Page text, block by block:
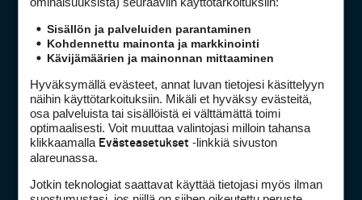
Golfpiste mediakortti
Mediahinnasto
Tietoa verkon kävijöistä
Golfpisteen yhteystiedot
DSA avoimuusraportti
Asiakaspalvelu
Sisällön ja palveluiden parantaminen
Kohdennettu mainonta ja markkinointi
Kävijämäärien ja mainonnan mittaaminen
Hyväksymällä evästeet, annat luvan tietojesi käsittelyyn
näihin käyttötarkoituksiin. Mikäli et hyväksy evästeitä,
osa palveluista tai sisällöistä ei välttämättä toimi
optimaalisesti. Voit muuttaa valintojasi milloin tahansa
klikkaamalla Evästeasetukset -linkkiä sivuston
alareunassa.
Jotkin teknologiat saattavat käyttää tietojasi myös ilman